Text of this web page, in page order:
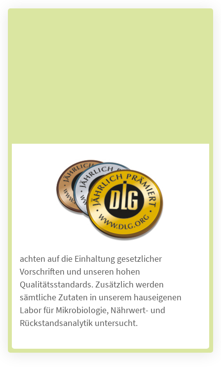
Messbare Qualität
Die Landhausküche wird regelmäßig von der
Deutschen Landwirtschafts-Gesellschaft (DLG)
geprüft und nach DIN ISO 9001 zertifiziert. Das
ist die Basis für effektive Qualitätssicherung
und nachhaltiges Qualitätsmanagement. Wir
achten auf die Einhaltung gesetzlicher
Vorschriften und unseren hohen
Qualitätsstandards.Zusätzlich werden
sämtliche Zutaten in unserem hauseigenen
Labor für Mikrobiologie, Nährwert- und
Rückstandsanalytik untersucht.